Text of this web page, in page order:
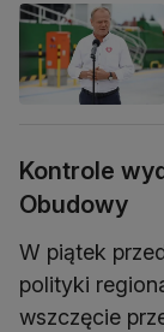
Kontrole
Obudowy
W piątek
polityki
wszczęcie